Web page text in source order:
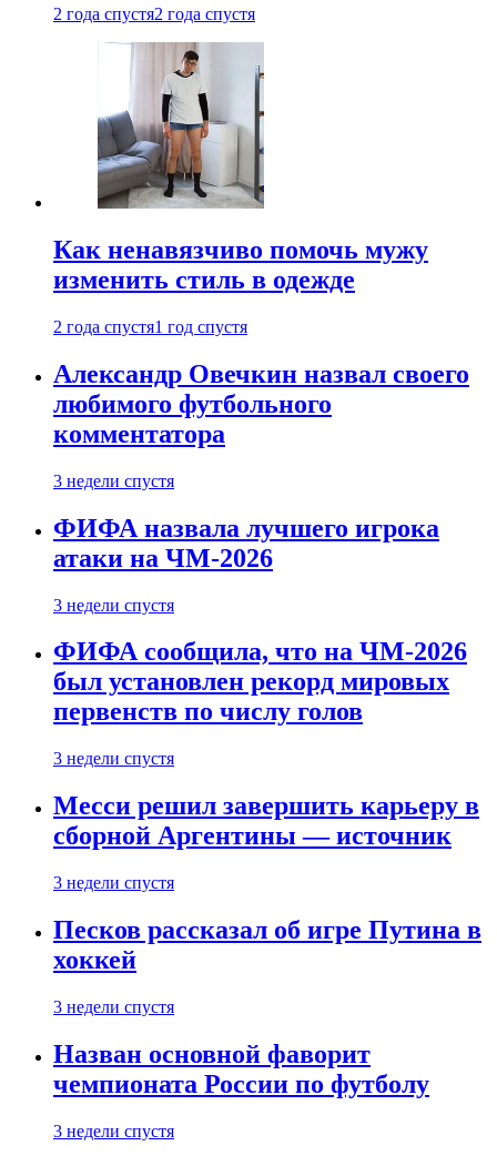
2 года спустя2 года спустя
Как ненавязчиво помочь мужу
изменить стиль в одежде
2 года спустя1 год спустя
Александр Овечкин назвал своего
любимого футбольного
комментатора
3 недели спустя
ФИФА назвала лучшего игрока
атаки на ЧМ-2026
3 недели спустя
ФИФА сообщила, что на ЧМ-2026
был установлен рекорд мировых
первенств по числу голов
3 недели спустя
Месси решил завершить карьеру в
сборной Аргентины — источник
3 недели спустя
Песков рассказал об игре Путина в
хоккей
3 недели спустя
Назван основной фаворит
чемпионата России по футболу
3 недели спустя